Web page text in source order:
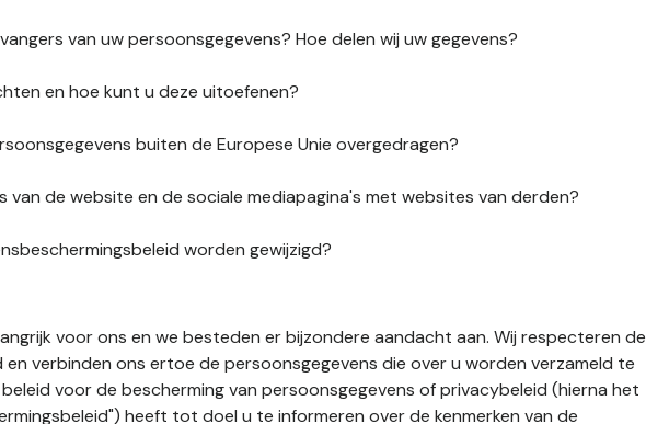
van uw persoonsgegevens? Hoe delen wij uw gegevens?
en hoe kunt u deze uitoefenen?
buiten de Europese Unie overgedragen?
van de website en de sociale mediapagina's met websites van derden?
worden gewijzigd?
voor ons en we besteden er bijzondere aandacht aan. Wij respecteren de
en verbinden ons ertoe de persoonsgegevens die over u worden verzameld te
voor de bescherming van persoonsgegevens of privacybeleid (hierna het
heeft tot doel u te informeren over de kenmerken van de